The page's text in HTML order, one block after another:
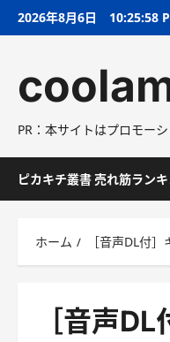
2026年8月6日 10:25:59
PR：本サイトはプロモー
ピカキチ叢書 売れ筋ラン
ホーム ［音声DL付
［音声